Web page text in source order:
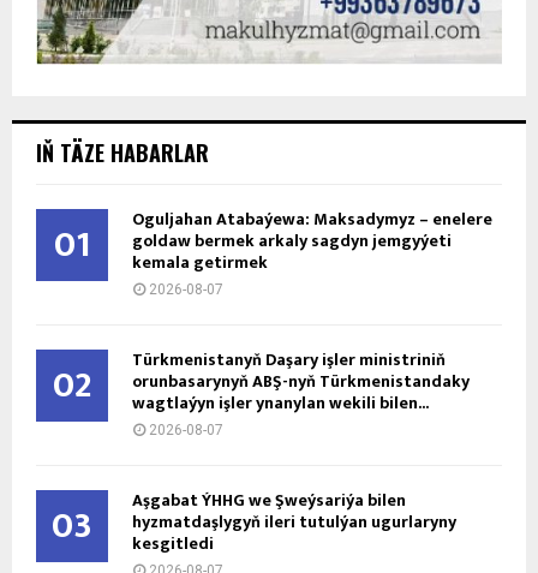
IŇ TÄZE HABARLAR
01 Oguljahan Atabaýewa: Maksadymyz – enelere
goldaw bermek arkaly sagdyn jemgyýeti
kemala getirmek
2026-08-07
02 Türkmenistanyň Daşary işler ministriniň
orunbasarynyň ABŞ-nyň Türkmenistandaky
wagtlaýyn işler ynanylan wekili bilen...
2026-08-07
03 Aşgabat ÝHHG we Şweýsariýa bilen
hyzmatdaşlygyň ileri tutulýan ugurlaryny
kesgitledi